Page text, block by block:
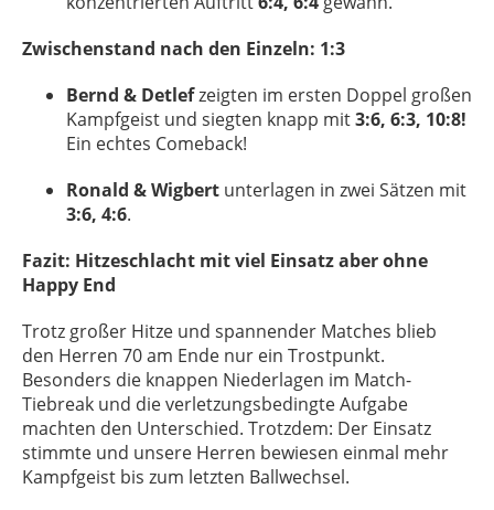
Zwischenstand nach den Einzeln: 1:3
Bernd & Detlefzeigten im ersten Doppel großen
Kampfgeist und siegten knapp mit3:6, 6:3, 10:8!
Ein echtes Comeback!
Ronald & Wigbert unterlagen in zwei Sätzen mit
3:6, 4:6.
Fazit: Hitzeschlacht mit viel Einsatz aber ohne
Happy End
Trotz großer Hitze und spannender Matches blieb
den Herren 70 am Ende nur ein Trostpunkt.
Besonders die knappen Niederlagen im Match-
Tiebreak und die verletzungsbedingte Aufgabe
machten den Unterschied. Trotzdem: Der Einsatz
stimmte und unsere Herren bewiesen einmal mehr
Kampfgeist bis zum letzten Ballwechsel.